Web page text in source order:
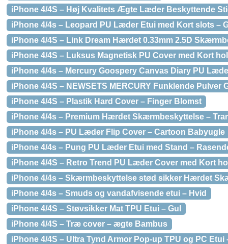
iPhone 4/4S – Høj Kvalitets Ægte Læder Beskyttende
iPhone 4/4s – Leopard PU Læder Etui med Kort slots –
iPhone 4/4S – Link Dream Hærdet 0.33mm 2.5D
iPhone 4/4S – Luksus Magnetisk PU Cover med Kort
iPhone 4/4s – Mercury Goospery Canvas Diary PU
iPhone 4/4S – NEWSETS MERCURY Funklende Pulver
iPhone 4/4S – Plastik Hard Cover – Finger Blomst
iPhone 4/4s – Premium Hærdet Skærmbeskyttelse –
iPhone 4/4s – PU Læder Flip Cover – Cartoon Babyugle
iPhone 4/4s – Pung PU Læder Etui med Stand –
iPhone 4/4S – Retro Trend PU Læder Cover med Kort
iPhone 4/4s – Skærmbeskyttelse stød sikker Hærdet
iPhone 4/4s – Smuds og vandafvisende etui – Hvid
iPhone 4/4S – Støvsikker Mat TPU Etui – Gul
iPhone 4/4S – Træ cover – ægte Bambus
iPhone 4/4S – Ultra Tynd Armor Pop-up TPU og PC Etui